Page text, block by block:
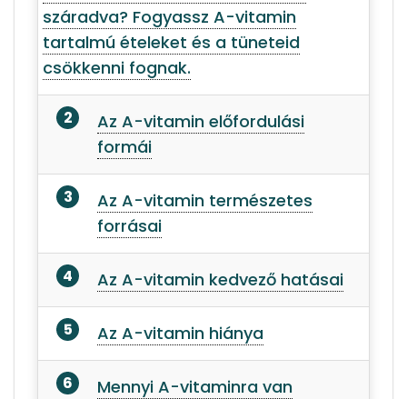
száradva? Fogyassz A-vitamin
tartalmú ételeket és a tüneteid
csökkenni fognak.
Az A-vitamin előfordulási
formái
Az A-vitamin természetes
forrásai
Az A-vitamin kedvező hatásai
Az A-vitamin hiánya
Mennyi A-vitaminra van